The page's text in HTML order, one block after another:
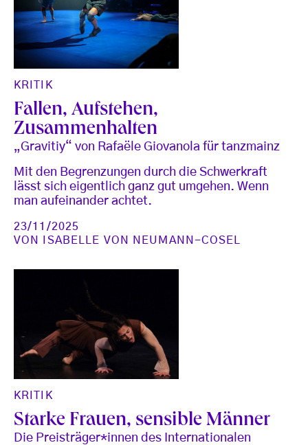
KRITIK
Fallen, Aufstehen,
Zusammenhalten
„Gravitiy“ von Rafaële Giovanola für tanzmainz
Mit den Begrenzungen durch die Schwerkraft
lässt sich eigentlich ganz gut umgehen. Wenn
man aufeinander achtet.
23/11/2025
VON
ISABELLE VON NEUMANN-COSEL
KRITIK
Starke Frauen, sensible Männer
Die Preisträger*innen des Internationalen